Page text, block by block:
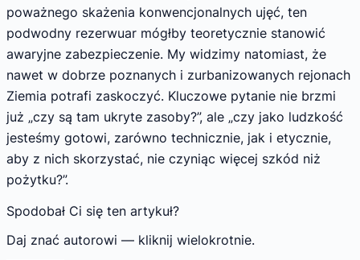
poważnego skażenia konwencjonalnych ujęć, ten
podwodny rezerwuar mógłby teoretycznie stanowić
awaryjne zabezpieczenie. My widzimy natomiast, że
nawet w dobrze poznanych i zurbanizowanych rejonach
Ziemia potrafi zaskoczyć. Kluczowe pytanie nie brzmi
już „czy są tam ukryte zasoby?”, ale „czy jako ludzkość
jesteśmy gotowi, zarówno technicznie, jak i etycznie,
aby z nich skorzystać, nie czyniąc więcej szkód niż
pożytku?”.
Spodobał Ci się ten artykuł?
Daj znać autorowi — kliknij wielokrotnie.